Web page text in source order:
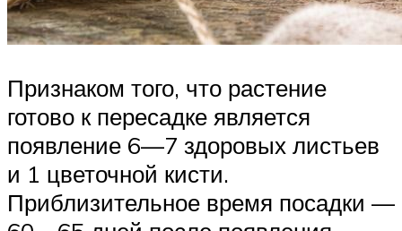
Признаком того, что растение
готово к пересадке является
появление 6—7 здоровых листьев
и 1 цветочной кисти.
Приблизительное время посадки —